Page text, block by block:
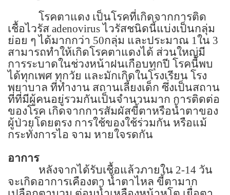
โรคตาแดง เป็นโรคที่เกิดจากการติด
เชื้อไวรัส adenovirusไวรัสชนิดนี้แบ่งเป็นกลุ่ม
ย่อย ๆ ได้มากกว่า 50กลุ่ม และประมาณ 1ใน 3
สามารถทำให้เกิดโรคตาแดงได้ ส่วนใหญ่มี
การระบาดในช่วงหน้าฝนเกือบทุกปี โรคนี้พบ
ได้ทุกเพศ ทุกวัย และมักเกิดในโรงเรียน โรง
พยาบาล ที่ทำงาน สถานเลี้ยงเด็ก ซึ่งเป็นสถาน
ที่ที่มีผู้คนอยู่รวมกันเป็นจำนวนมาก การติดต่อ
ของโรค เกิดจากการสัมผัสขี้ตาหรือน้ำตาของ
ผู้ป่วยโดยตรง การใช้ของใช้ร่วมกัน หรือแม้
กระทั่งการไอ จาม หายใจรดกัน
อาการ
หลังจากได้รับเชื้อแล้วภายใน 2-14 วัน
จะเกิดอาการเคืองตา น้ำตาไหล ขี้ตามาก